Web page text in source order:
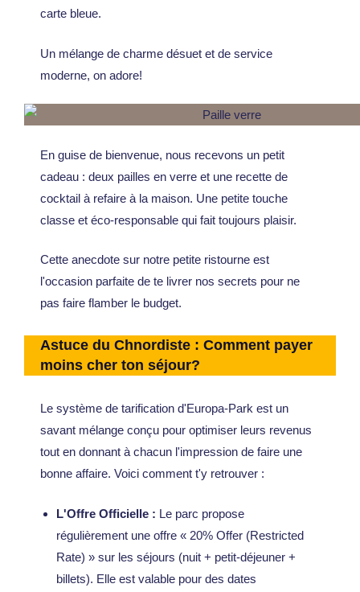
carte bleue.
Un mélange de charme désuet et de service
moderne, on adore!
En guise de bienvenue, nous recevons un petit
cadeau : deux pailles en verre et une recette de
cocktail à refaire à la maison. Une petite touche
classe et éco-responsable qui fait toujours plaisir.
Cette anecdote sur notre petite ristourne est
l'occasion parfaite de te livrer nos secrets pour ne
pas faire flamber le budget.
Astuce du Chnordiste : Comment payer
moins cher ton séjour?
Le système de tarification d'Europa-Park est un
savant mélange conçu pour optimiser leurs revenus
tout en donnant à chacun l'impression de faire une
bonne affaire. Voici comment t'y retrouver :
L'Offre Officielle : Le parc propose
régulièrement une offre « 20% Offer (Restricted
Rate) » sur les séjours (nuit + petit-déjeuner +
billets). Elle est valable pour des dates